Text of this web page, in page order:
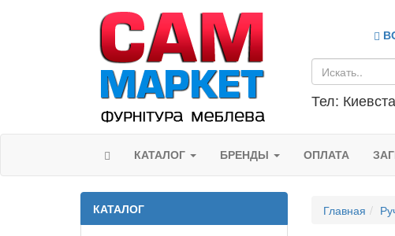
Тел:
КАТАЛОГ БРЕНДЫ ОПЛАТА
КАТАЛОГ Главная